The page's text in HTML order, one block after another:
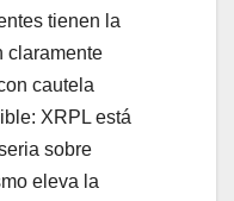
tienen la
claramente
cautela
XRPL está
sobre
eleva la